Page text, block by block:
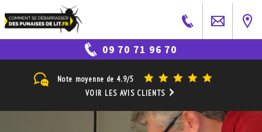
09 70 71 96 70
Note moyenne de 4.9/5
VOIR LES AVIS CLIENTS